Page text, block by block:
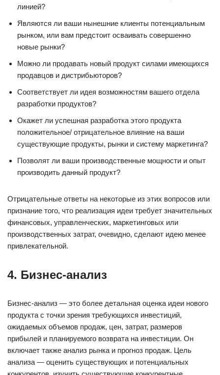
линией?
Являются ли ваши нынешние клиенты потенциальным
рынком, или вам предстоит осваивать совершенно
новые рынки?
Можно ли продавать новый продукт силами имеющихся
продавцов и дистрибьюторов?
Соответствует ли идея возможностям вашего отдела
разработки продуктов?
Окажет ли успешная разработка этого продукта
положительное/ отрицательное влияние на ваши
существующие продукты, рынки и систему маркетинга?
Позволят ли ваши производственные мощности и опыт
производить данный продукт?
Отрицательные ответы на некоторые из этих вопросов или
признание того, что реализация идеи требует значительных
финансовых, управленческих, маркетинговых или
производственных затрат, очевидно, сделают идею менее
привлекательной.
4. Бизнес-анализ
Бизнес-анализ — это более детальная оценка идеи нового
продукта с точки зрения требующихся инвестиций,
ожидаемых объемов продаж, цен, затрат, размеров
прибылей и планируемого возврата на инвестиции. Он
включает также анализ рынка и прогноз продаж. Цель
анализа — оценить существующих и потенциальных